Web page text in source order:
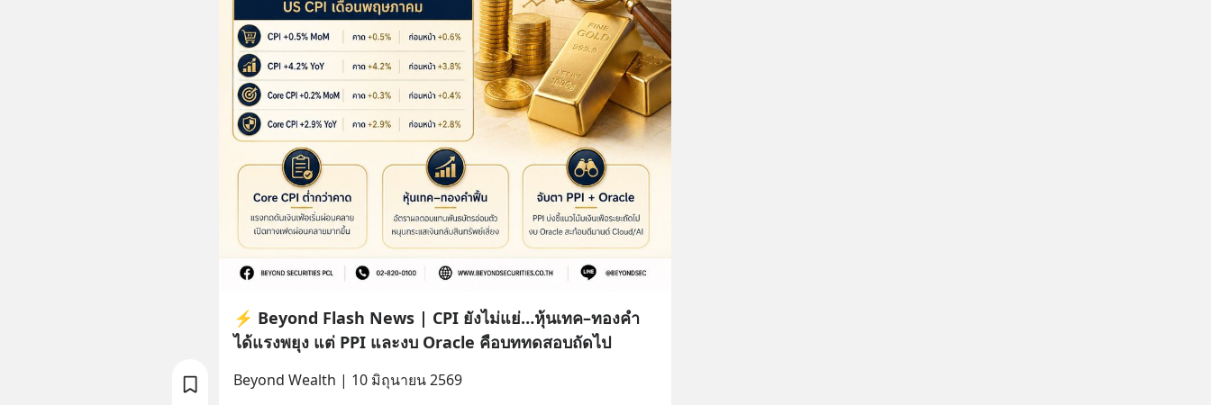
⚡ Beyond Flash News | CPI ยังไม่แย่…หุ้นเทค–ทองคำ
ได้แรงพยุง แต่ PPI และงบ Oracle คือบททดสอบถัดไป
Beyond Wealth | 10 มิถุนายน 2569